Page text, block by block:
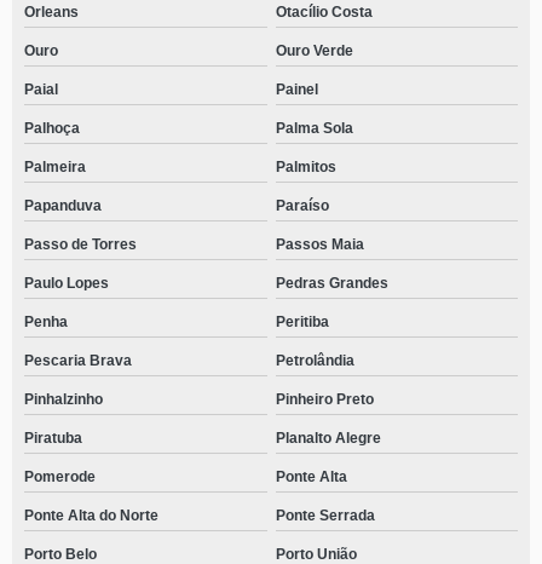
Orleans Otacílio Costa
Ouro Ouro Verde
Paial Painel
Palhoça Palma Sola
Palmeira Palmitos
Papanduva Paraíso
Passo de Torres Passos Maia
Paulo Lopes Pedras Grandes
Penha Peritiba
Pescaria Brava Petrolândia
Pinhalzinho Pinheiro Preto
Piratuba Planalto Alegre
Pomerode Ponte Alta
Ponte Alta do Norte Ponte Serrada
Porto Belo Porto União